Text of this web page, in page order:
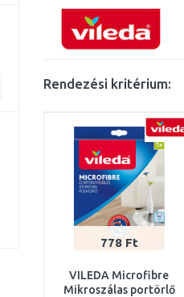
Rendezési kritérium:
778 Ft
VILEDA Microfibre
Mikroszálas portörlő